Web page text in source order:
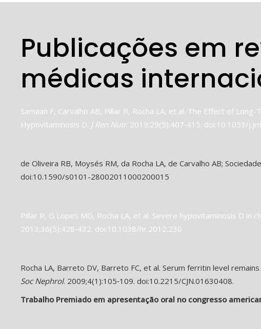
Publicações em
médicas
Samaan F, Carvalho AB, Pillar R, Rocha LA, et al. The Effect of
Hypovitaminosis D. J Ren Nutr. 2019;29(5):407‐415. doi:10.1053/
de Oliveira RB, Moysés RM, da Rocha LA, de Carvalho AB;
doi:10.1590/s0101-28002011000200015
Pillar R, G Lopes MG, Rocha LA, et al. Severe hypovitaminosis D
2013;36(5):428‐432. doi:10.1038/hr.2012.230
Rocha LA, Barreto DV, Barreto FC, et al. Serum ferritin level
Soc Nephrol. 2009;4(1):105‐109. doi:10.2215/CJN.01630408.
Trabalho Premiado em apresentação oral no congresso